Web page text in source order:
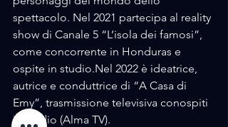
spettacolo. Nel 2021 partecipa al reality
show di Canale 5 “L’isola dei famosi”,
come concorrente in Honduras e
ospite in studio.Nel 2022 è ideatrice,
autrice e conduttrice di “A Casa di
Emy”, trasmissione televisiva conospiti
in studio (Alma TV).